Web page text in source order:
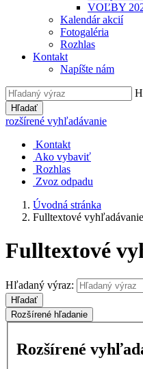
VOĽBY
Kalendár akcií
Fotogaléria
Rozhlas
Kontakt
Napíšte nám
Hľadať
rozšírené vyhľadávanie
Kontakt
Ako vybaviť
Rozhlas
Zvoz odpadu
Úvodná stránka
Fulltextové vyhľadávanie
Fulltextové
Hľadaný výraz:
Hľadať
Rozšírené hľadanie
Rozšírené